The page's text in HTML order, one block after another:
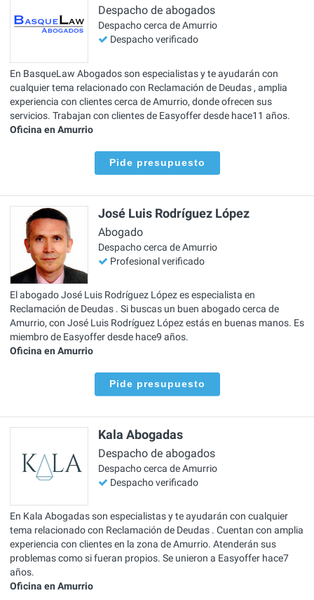
Despacho de abogados
Despacho cerca de Amurrio
Despacho verificado
En BasqueLaw Abogados son especialistas y te ayudarán con
cualquier tema relacionado con Reclamación de Deudas , amplia
experiencia con clientes cerca de Amurrio, donde ofrecen sus
servicios. Trabajan con clientes de Easyoffer desde hace11 años.
Oficina en Amurrio
Pide presupuesto
José Luis Rodríguez López
Abogado
Despacho cerca de Amurrio
Profesional verificado
El abogado José Luis Rodríguez López es especialista en
Reclamación de Deudas . Si buscas un buen abogado cerca de
Amurrio, con José Luis Rodríguez López estás en buenas manos. Es
miembro de Easyoffer desde hace9 años.
Oficina en Amurrio
Pide presupuesto
Kala Abogadas
Despacho de abogados
Despacho cerca de Amurrio
Despacho verificado
En Kala Abogadas son especialistas y te ayudarán con cualquier
tema relacionado con Reclamación de Deudas . Cuentan con amplia
experiencia con clientes en la zona de Amurrio. Atenderán sus
problemas como si fueran propios. Se unieron a Easyoffer hace7
años.
Oficina en Amurrio